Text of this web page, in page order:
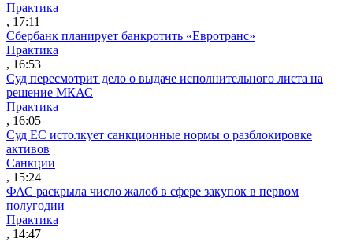
Практика
, 17:11
Сбербанк планирует банкротить «Евротранс»
Практика
, 16:53
Суд пересмотрит дело о выдаче исполнительного листа на
решение МКАС
Практика
, 16:05
Суд ЕС истолкует санкционные нормы о разблокировке
активов
Санкции
, 15:24
ФАС раскрыла число жалоб в сфере закупок в первом
полугодии
Практика
, 14:47